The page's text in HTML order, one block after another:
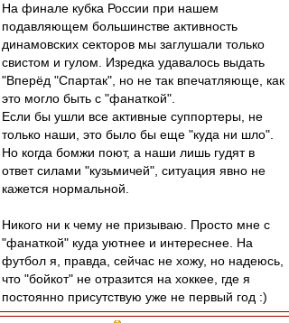
На финале кубка России при нашем
подавляющем большинстве активность
динамовских секторов мы заглушали только
свистом и гулом. Изредка удавалось выдать
"Вперёд "Спартак", но не так впечатляюще, как
это могло быть с "фанаткой".
Если бы ушли все активные суппортеры, не
только наши, это было бы еще "куда ни шло".
Но когда бомжи поют, а наши лишь гудят в
ответ силами "кузьмичей", ситуация явно не
кажется нормальной.
Никого ни к чему не призываю. Просто мне с
"фанаткой" куда уютнее и интереснее. На
футбол я, правда, сейчас не хожу, но надеюсь,
что "бойкот" не отразится на хоккее, где я
постоянно присутствую уже не первый год :)